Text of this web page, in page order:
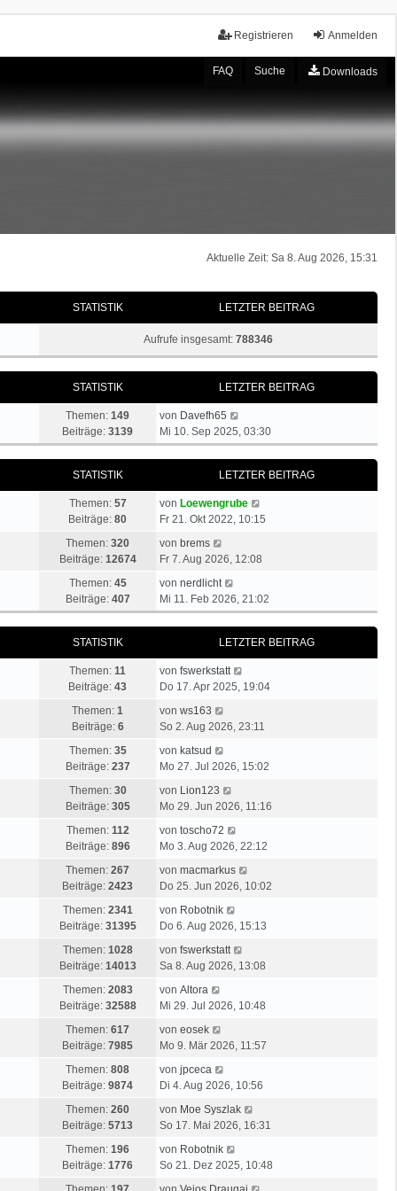
Anmelden
Registrieren
FAQ Suche Downloads
Aktuelle Zeit: Sa 8. Aug 2026, 15:31
STATISTIK LETZTER BEITRAG
Aufrufe insgesamt: 788346
STATISTIK LETZTER BEITRAG
Themen: 149
Beiträge: 3139
von Davefh65
e
u
e
s
t
e
r
e
r
g
Mi 10. Sep 2025, 03:30
STATISTIK LETZTER BEITRAG
Themen: 57
Beiträge: 80
von Loewengrube
e
s
e
r
B
e
i
r
g
Fr 21. Okt 2022, 10:15
Themen: 320
Beiträge: 12674
von brems
e
e
s
e
B
e
t
r
a
g
Fr 7. Aug 2026, 12:08
Themen: 45
Beiträge: 407
von nerdlicht
e
u
e
s
t
e
r
e
r
g
Mi 11. Feb 2026, 21:02
STATISTIK LETZTER BEITRAG
Themen: 11
Beiträge: 43
von fswerkstatt
e
s
e
e
t
a
g
Do 17. Apr 2025, 19:04
Themen: 1
Beiträge: 6
von ws163
e
s
t
e
B
e
i
t
a
g
So 2. Aug 2026, 23:11
Themen: 35
Beiträge: 237
von katsud
e
e
s
e
B
e
i
t
a
g
Mo 27. Jul 2026, 15:02
Themen: 30
Beiträge: 305
von Lion123
e
e
s
t
e
B
e
i
g
Mo 29. Jun 2026, 11:16
Themen: 112
Beiträge: 896
von toscho72
e
e
s
e
B
e
t
g
Mo 3. Aug 2026, 22:12
Themen: 267
Beiträge: 2423
von macmarkus
e
s
e
e
t
g
Do 25. Jun 2026, 10:02
Themen: 2341
Beiträge: 31395
von Robotnik
e
e
s
e
e
t
a
g
Do 6. Aug 2026, 15:13
Themen: 1028
Beiträge: 14013
von fswerkstatt
e
s
e
e
i
t
g
Sa 8. Aug 2026, 13:08
Themen: 2083
Beiträge: 32588
von Altora
e
s
t
e
B
e
i
t
Mi 29. Jul 2026, 10:48
Themen: 617
Beiträge: 7985
von eosek
e
e
s
t
e
B
e
i
Mo 9. Mär 2026, 11:57
Themen: 808
Beiträge: 9874
von jpceca
e
e
s
t
e
Di 4. Aug 2026, 10:56
Themen: 260
Beiträge: 5713
von Moe Syszlak
e
s
t
So 17. Mai 2026, 16:31
Themen: 196
Beiträge: 1776
von Robotnik
e
So 21. Dez 2025, 10:48